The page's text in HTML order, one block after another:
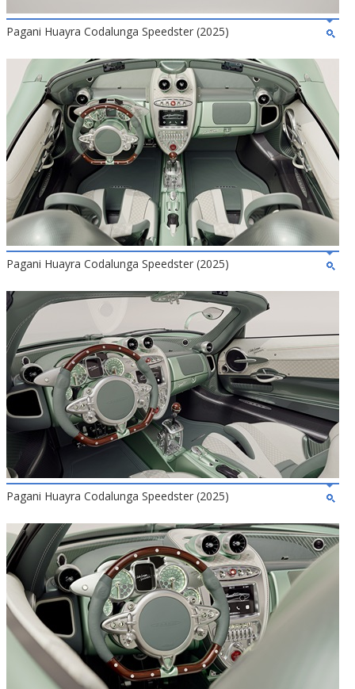
Pagani Huayra Codalunga Speedster (2025)
Pagani Huayra Codalunga Speedster (2025)
Pagani Huayra Codalunga Speedster (2025)